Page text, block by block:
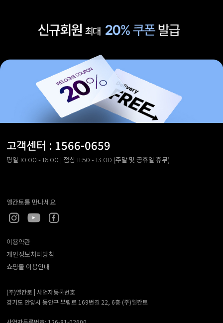
고객센터 : 1566-0659
평일 10:00 - 16:00 | 점심 11:50 - 13:00 (주말 및 공휴일 휴무)
엘칸토를 만나세요
이용약관
개인정보처리방침
쇼핑몰 이용안내
(주)엘칸토 | 사업자등록번호
경기도 안양시 동안구 부림로 169번길 22, 6층 (주)엘칸토